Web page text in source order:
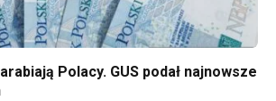
Polacy. GUS podał najnowsze